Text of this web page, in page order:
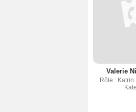
Valerie
Rôle : Katrin
Kate